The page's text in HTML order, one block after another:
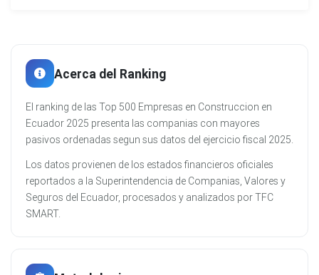
Acerca del Ranking
El ranking de las Top 500 Empresas en Construccion en
Ecuador 2025 presenta las companias con mayores
pasivos ordenadas segun sus datos del ejercicio fiscal 2025.
Los datos provienen de los estados financieros oficiales
reportados a la Superintendencia de Companias, Valores y
Seguros del Ecuador, procesados y analizados por TFC
SMART.